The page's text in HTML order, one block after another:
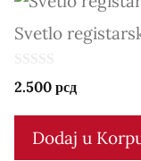
Svetlo
0
o
2.500 рсд
Dodaj u